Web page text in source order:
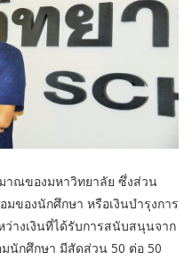
าณของมหาวิทยาลัย ซึ่งส่วน
มของนักศึกษา หรือเงินบำรุงการ
างเงินที่ได้รับการสนับสนุนจาก
มนักศึกษา มีสัดส่วน 50 ต่อ 50